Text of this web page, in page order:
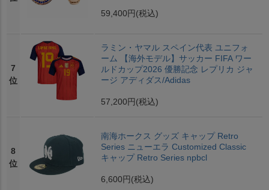
59,400円 (税込)
7
位
ラミン・ヤマル スペイン代表 ユニフォ
ーム 【海外モデル】サッカー FIFA ワー
ルドカップ2026 優勝記念 レプリカ ジャ
ージ アディダス/Adidas
57,200円 (税込)
8
位
南海ホークス グッズ キャップ Retro
Series ニューエラ Customized Classic
キャップ Retro Series npbcl
6,600円 (税込)